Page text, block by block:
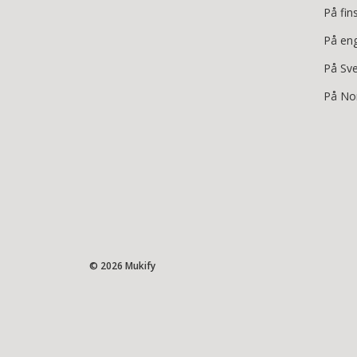
På
På
På
På
© 2026 Mukify